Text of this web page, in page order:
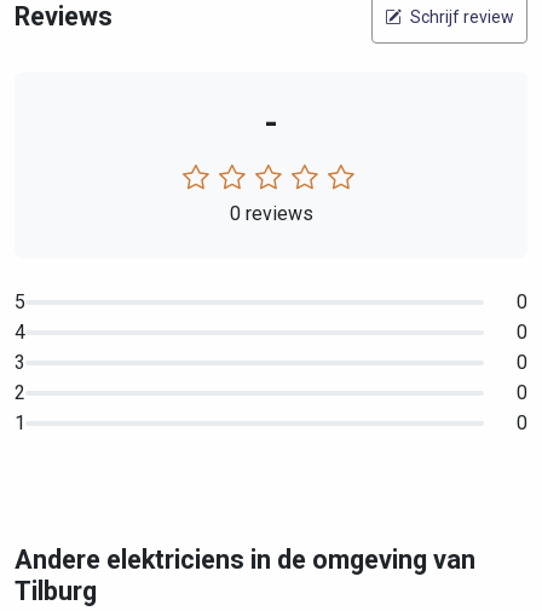
Reviews Schrijf review
-
0 reviews
5
0
4
0
3
0
2
0
1
0
Andere elektriciens in de omgeving van
Tilburg